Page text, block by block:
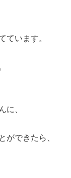
ています。
に、
ができたら、